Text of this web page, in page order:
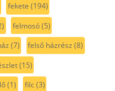
fekete (194)
felmosó(5)
(7) felső házrész (8)
(15)
(1) filc(3)